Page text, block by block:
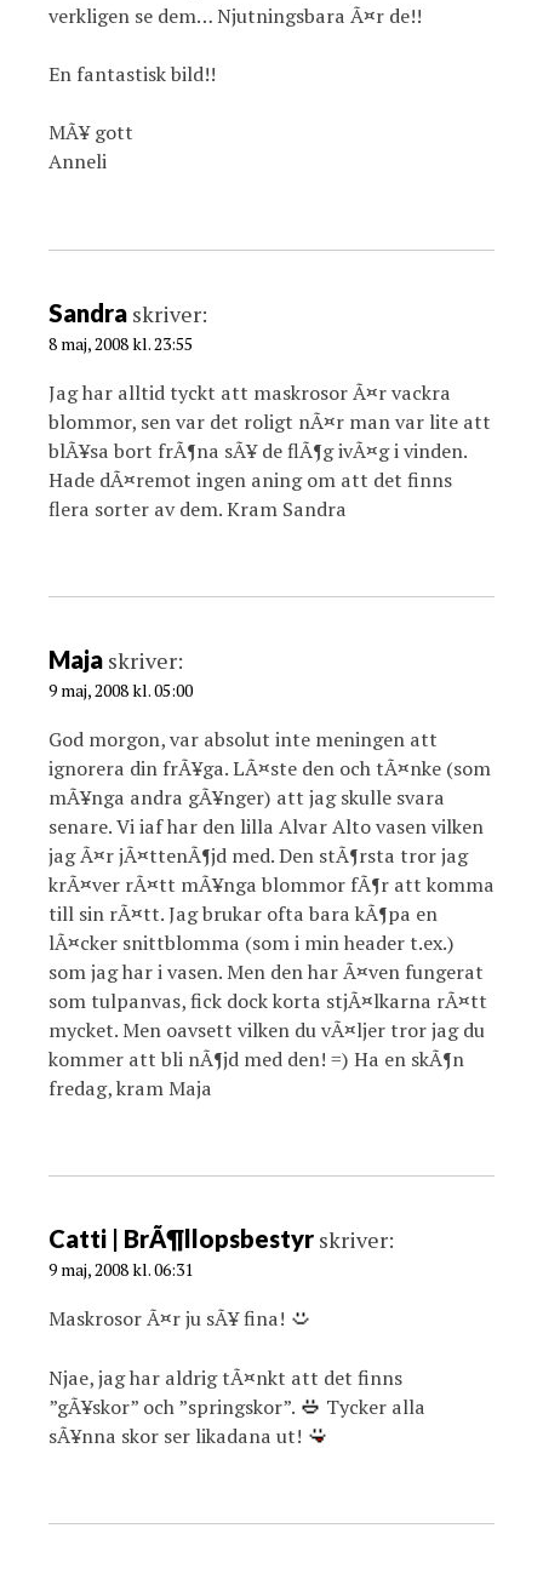
verkligen se dem… Njutningsbara Ã¤r de!!
En fantastisk bild!!
MÃ¥ gott
Anneli
Sandra skriver:
8 maj, 2008 kl. 23:55
Jag har alltid tyckt att maskrosor Ã¤r vackra
blommor, sen var det roligt nÃ¤r man var lite att
blÃ¥sa bort frÃ¶na sÃ¥ de flÃ¶g ivÃ¤g i vinden.
Hade dÃ¤remot ingen aning om att det finns
flera sorter av dem. Kram Sandra
Maja skriver:
9 maj, 2008 kl. 05:00
God morgon, var absolut inte meningen att
ignorera din frÃ¥ga. LÃ¤ste den och tÃ¤nke (som
mÃ¥nga andra gÃ¥nger) att jag skulle svara
senare. Vi iaf har den lilla Alvar Alto vasen vilken
jag Ã¤r jÃ¤ttenÃ¶jd med. Den stÃ¶rsta tror jag
krÃ¤ver rÃ¤tt mÃ¥nga blommor fÃ¶r att komma
till sin rÃ¤tt. Jag brukar ofta bara kÃ¶pa en
lÃ¤cker snittblomma (som i min header t.ex.)
som jag har i vasen. Men den har Ã¤ven fungerat
som tulpanvas, fick dock korta stjÃ¤lkarna rÃ¤tt
mycket. Men oavsett vilken du vÃ¤ljer tror jag du
kommer att bli nÃ¶jd med den! =) Ha en skÃ¶n
fredag, kram Maja
Catti | BrÃ¶llopsbestyr skriver:
9 maj, 2008 kl. 06:31
Maskrosor Ã¤r ju sÃ¥ fina!
Njae, jag har aldrig tÃ¤nkt att det finns
”gÃ¥skor” och ”springskor”.
Tycker alla
sÃ¥nna skor ser likadana ut!